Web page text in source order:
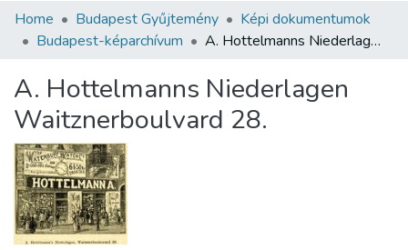
Communities & Collections
Statistics
About us
Home Budapest Gyűjtemény
Képi dokumentumok
Budapest-képarchívum
A. Hottelmanns Niederlagen Waitznerboulvard 28.
A. Hottelmanns Niederlagen
Waitznerboulvard 28.